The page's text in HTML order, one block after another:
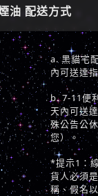
油 配送方式
a. 黑貓宅
內可送達
b. 7-11便
天內可送
殊公告公
您）。
*提示1：
貨人必須
稱、假名